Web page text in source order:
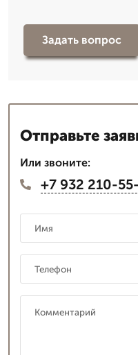
Задать вопрос
Отправьте
Или звоните:
+7 932 210-